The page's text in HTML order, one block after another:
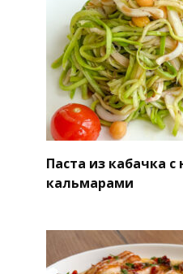
Паста из кабачка с
кальмарами